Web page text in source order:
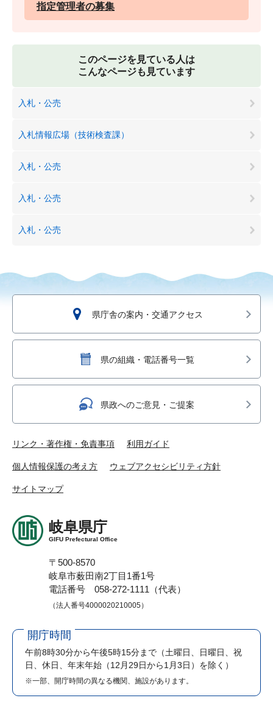
指定管理者の募集
このページを見ている人は
こんなページも見ています
入札・公売
入札情報広場（技術検査課）
入札・公売
入札・公売
入札・公売
県庁舎の案内・交通アクセス
県の組織・電話番号一覧
県政へのご意見・ご提案
リンク・著作権・免責事項 利用ガイド
個人情報保護の考え方 ウェブアクセシビリティ方針
サイトマップ
岐阜県庁
GIFU Prefectural Office
〒500-8570
岐阜市薮田南2丁目1番1号
電話番号 058-272-1111（代表）
（法人番号4000020210005）
開庁時間
午前8時30分から午後5時15分まで （土曜日、日曜日、祝
日、休日、年末年始（12月29日から1月3日）を除く）
※一部、開庁時間の異なる機関、施設があります。